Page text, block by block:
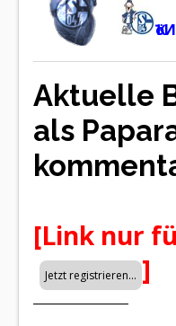
Aktuelle
als
[Link nur
]